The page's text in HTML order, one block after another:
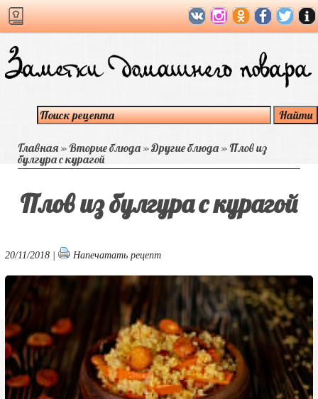
Главная»Вторые блюда»Другие блюда»Плов из
булгура с курагой
Плов из булгура с курагой
20/11/2018 | Напечатать рецепт